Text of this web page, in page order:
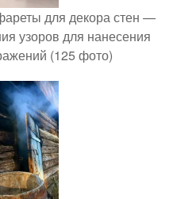
для декора стен —
узоров для нанесения
(125 фото)